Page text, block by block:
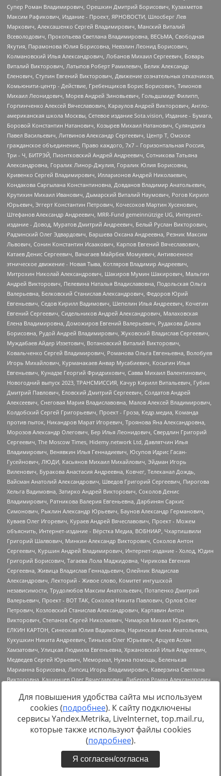
Источник:https://minjust.gov.ru/uploaded/files/reestr-
inostrannyih-agentov-22-03-2024.pdfданные на22.03.2024
Для повышения удобства сайта мы используем
cookies (подробнее). К сайту подключены
сервисы Yandex.Metrika, LiveInternet, top.mail.ru,
которые также используют файлы cookies
(подробнее).
Я согласен/согласна